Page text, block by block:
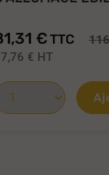
€TTC
€ HT